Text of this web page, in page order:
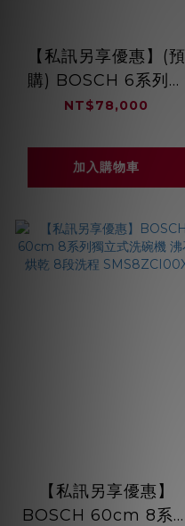
【私訊另享優惠】(預
購) BOSCH 6系列獨
立式洗碗機 沸石烘乾
NT$78,000
加入購物車
【私訊另享優惠】
BOSCH 60cm 8系列